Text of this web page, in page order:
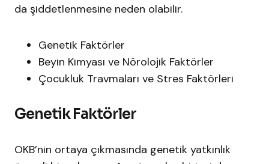
da şiddetlenmesine neden olabilir.
Genetik Faktörler
Beyin Kimyası ve Nörolojik Faktörler
Çocukluk Travmaları ve Stres Faktörleri
Genetik Faktörler
OKB’nin ortaya çıkmasında genetik yatkınlık